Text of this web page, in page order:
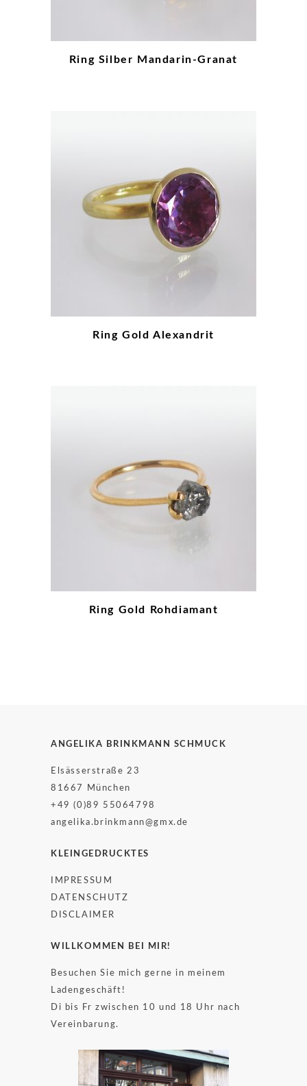
Ring Silber Mandarin-Granat
Ring Gold Alexandrit
Ring Gold Rohdiamant
ANGELIKA BRINKMANN SCHMUCK
Elsässerstraße 23
81667 München
+49 (0)89 55064798
angelika.brinkmann@gmx.de
KLEINGEDRUCKTES
IMPRESSUM
DATENSCHUTZ
DISCLAIMER
WILLKOMMEN BEI MIR!
Besuchen Sie mich gerne in meinem
Ladengeschäft!
Di bis Fr zwischen 10 und 18 Uhr nach
Vereinbarung.